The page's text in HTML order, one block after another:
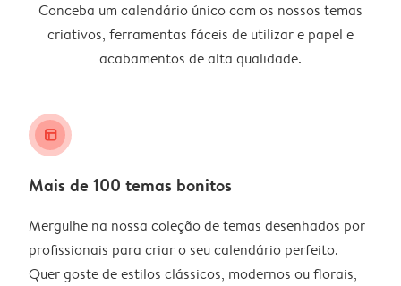
Conceba um calendário único com os nossos temas
criativos, ferramentas fáceis de utilizar e papel e
acabamentos de alta qualidade.
layout_alt
Mais de 100 temas bonitos
Mergulhe na nossa coleção de temas desenhados por
profissionais para criar o seu calendário perfeito.
Quer goste de estilos clássicos, modernos ou florais,